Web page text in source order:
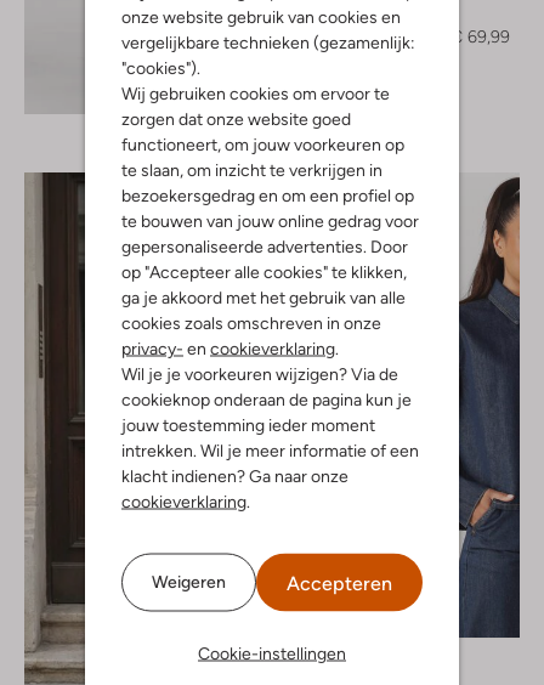
onze website gebruik van cookies en
vergelijkbare technieken (gezamenlijk:
"cookies").
Wij gebruiken cookies om ervoor te
zorgen dat onze website goed
functioneert, om jouw voorkeuren op
te slaan, om inzicht te verkrijgen in
bezoekersgedrag en om een profiel op
te bouwen van jouw online gedrag voor
gepersonaliseerde advertenties. Door
op "Accepteer alle cookies" te klikken,
ga je akkoord met het gebruik van alle
cookies zoals omschreven in onze
privacy- en cookieverklaring
Wil je je voorkeuren wijzigen? Via de
cookieknop onderaan de pagina kun je
jouw toestemming ieder moment
intrekken. Wil je meer informatie of een
klacht indienen? Ga naar onze
cookieverklaring
Weigeren Accepteren
Cookie-instellingen
Ontdek de look
Mini jurk
€ 99,99
€ 69,99